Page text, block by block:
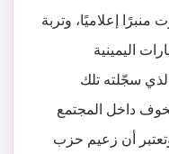
منبرًا إعلاميًا، وتربة
اليمينية
سجّلته تلك
داخل المجتمع
وتعتبر أن زعيم حزب